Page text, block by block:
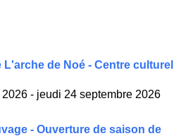
L'arche de Noé - Centre culturel
2026 - jeudi 24 septembre 2026
- Ouverture de saison de